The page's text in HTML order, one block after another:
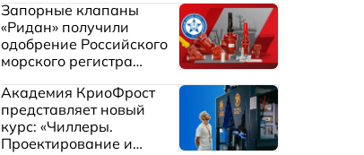
Запорные клапаны
«Ридан» получили
одобрение Российского
морского регистра
Академия КриоФрост
представляет новый
курс: «Чиллеры.
Проектирование и